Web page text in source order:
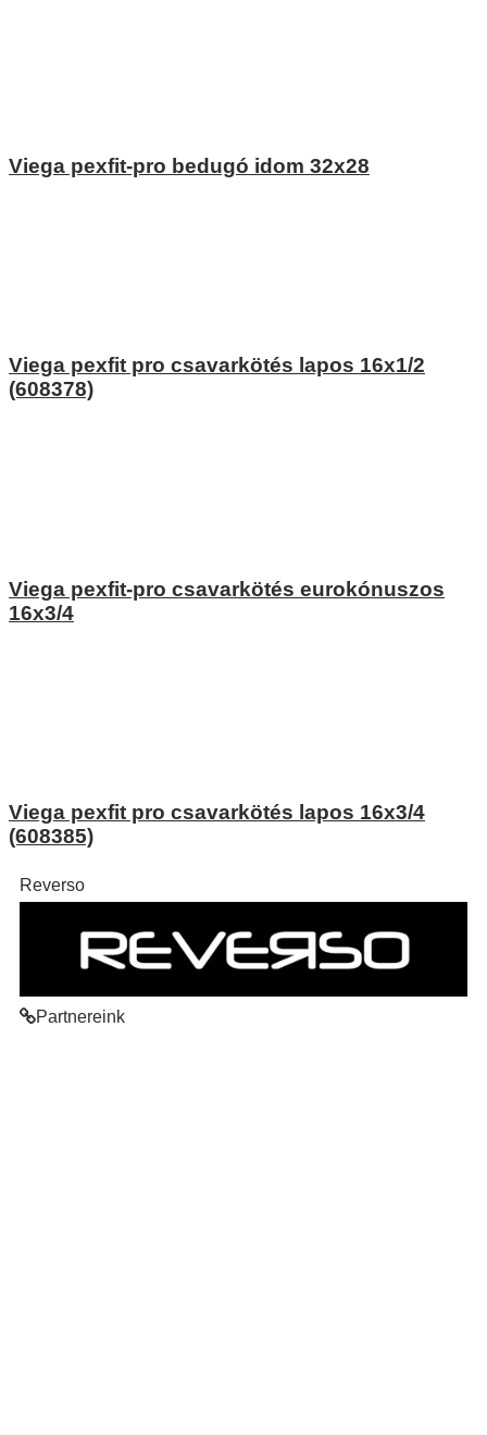
Viega pexfit-pro bedugó idom 32x28
Viega pexfit pro csavarkötés lapos 16x1/2
(608378)
Viega pexfit-pro csavarkötés eurokónuszos
16x3/4
Viega pexfit pro csavarkötés lapos 16x3/4
(608385)
Reverso
Partnereink